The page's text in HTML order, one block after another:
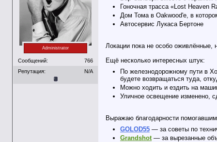
Administrator
Сообщений:
766
Репутация:
N/A
Гоночная трасса «Lost Heaven
Дом Тома в Oakwood'е, в
Автосервис Лукаса Бертоне
Локации пока не особо оживлённые,
Ещё несколько интересных штук:
По железнодорожному пути в
будете возвращаться туда,
Можно ходить и ездить на
Уличное освещение изменено,
Выражаю благодарности
GOLOD55 — за советы по
Grandshot— за вырезанные